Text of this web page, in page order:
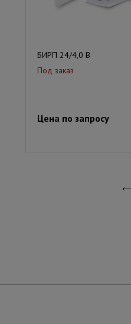
БИРП 24/4,0 В
Под заказ
Цена по запросу